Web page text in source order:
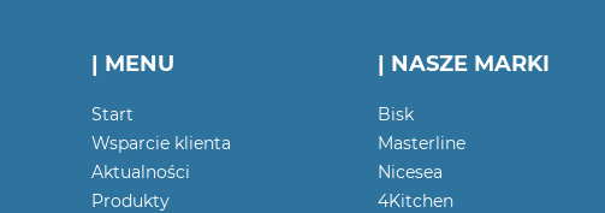
| MENU
Start
Wsparcie klienta
Aktualności
Produkty
| NASZE MARKI
Bisk
Masterline
Nicesea
4Kitchen